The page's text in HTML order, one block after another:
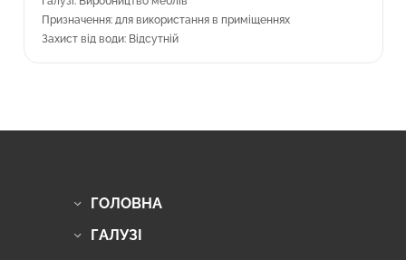
Призначення: для використання в приміщеннях
Захист від води: Відсутній
ГОЛОВНА
ГАЛУЗІ